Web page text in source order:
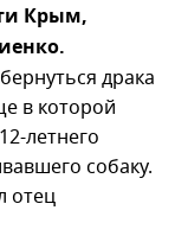
Крым,
драка
в которой
летнего
собаку.
отец